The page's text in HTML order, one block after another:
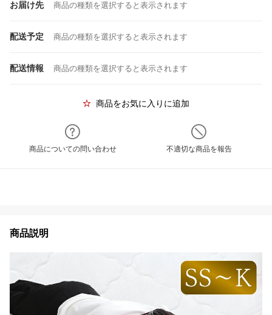
お届け先 商品の種類を選択すると表示されます
配送予定 商品の種類を選択すると表示されます
配送情報 商品の種類を選択すると表示されます
商品をお気に入りに追加
商品についての問い合わせ 不適切な商品を報告
商品説明